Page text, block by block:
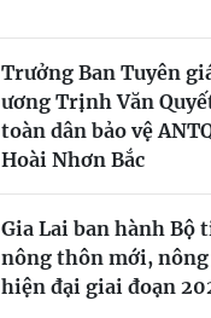
Trưởng Ban Tuyên
ương Trịnh Văn
toàn dân bảo vệ
Hoài Nhơn Bắc
Gia Lai ban hành Bộ
nông thôn mới,
hiện đại giai đoạn